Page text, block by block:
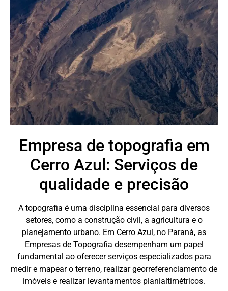
Empresa de topografia em
Cerro Azul: Serviços de
qualidade e precisão
A topografia é uma disciplina essencial para diversos
setores, como a construção civil, a agricultura e o
planejamento urbano. Em Cerro Azul, no Paraná, as
Empresas de Topografia desempenham um papel
fundamental ao oferecer serviços especializados para
medir e mapear o terreno, realizar georreferenciamento de
imóveis e realizar levantamentos planialtimétricos.